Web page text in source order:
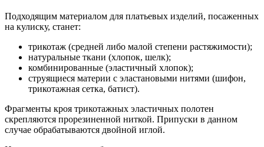
Подходящим материалом для платьевых изделий, посаженных
на кулиску, станет:
трикотаж (средней либо малой степени растяжимости);
натуральные ткани (хлопок, шелк);
комбинированные (эластичный хлопок);
струящиеся материи с эластановыми нитями (шифон,
трикотажная сетка, батист).
Фрагменты кроя трикотажных эластичных полотен
скрепляются прорезиненной ниткой. Припуски в данном
случае обрабатываются двойной иглой.